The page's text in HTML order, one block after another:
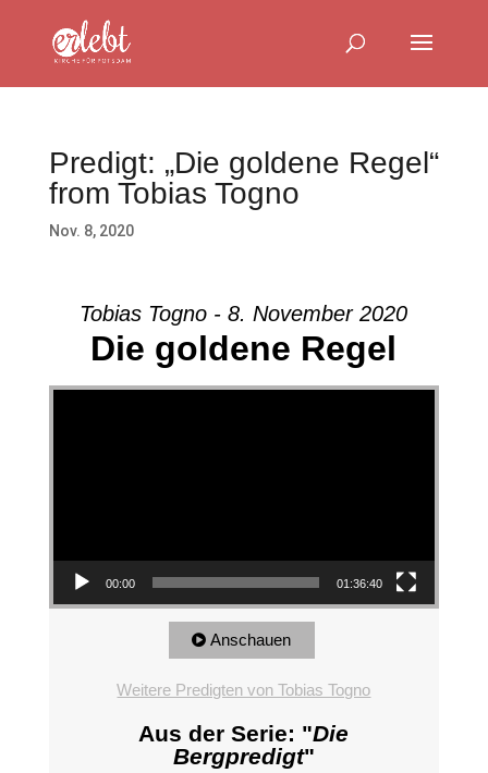
Predigt: „Die goldene Regel“
from Tobias Togno
Nov. 8, 2020
Tobias Togno - 8. November 2020
Die goldene Regel
Video-Player
00:00 01:36:40
Anschauen
Weitere Predigten von Tobias Togno
Aus der Serie: "Die
Bergpredigt"